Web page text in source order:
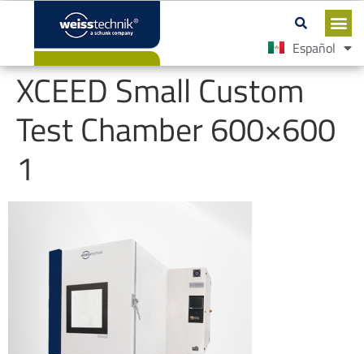
Español
English
XCEED Small Custom
Test Chamber 600×600
1